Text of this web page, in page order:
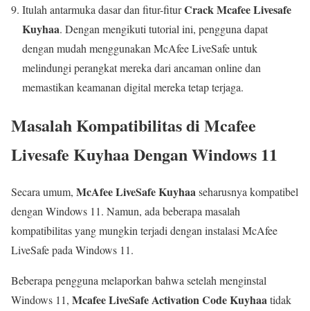
Itulah antarmuka dasar dan fitur-fiturCrack Mcafee Livesafe
Kuyhaa. Dengan mengikuti tutorial ini, pengguna dapat
dengan mudah menggunakan McAfee LiveSafe untuk
melindungi perangkat mereka dari ancaman online dan
memastikan keamanan digital mereka tetap terjaga.
Masalah Kompatibilitas di Mcafee
Livesafe Kuyhaa Dengan Windows 11
Secara umum, McAfee LiveSafe Kuyhaaseharusnya kompatibel
dengan Windows 11. Namun, ada beberapa masalah
kompatibilitas yang mungkin terjadi dengan instalasi McAfee
LiveSafe pada Windows 11.
Beberapa pengguna melaporkan bahwa setelah menginstal
Windows 11, Mcafee LiveSafe Activation Code Kuyhaatidak